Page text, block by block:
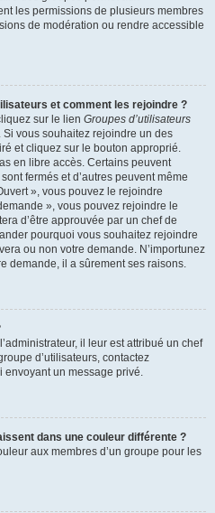
les permissions de plusieurs membres
de modération ou rendre accessible
et comment les rejoindre ?
sur le lien Groupes d’utilisateurs
vous souhaitez rejoindre un des
et cliquez sur le bouton approprié.
en libre accès. Certains peuvent
fermés et d’autres peuvent même
», vous pouvez le rejoindre
», vous pouvez rejoindre le
d’être approuvée par un chef de
pourquoi vous souhaitez rejoindre
ou non votre demande. N’importunez
demande, il a sûrement ses raisons.
il leur est attribué un chef
d’utilisateurs, contactez
envoyant un message privé.
dans une couleur différente ?
aux membres d’un groupe pour les